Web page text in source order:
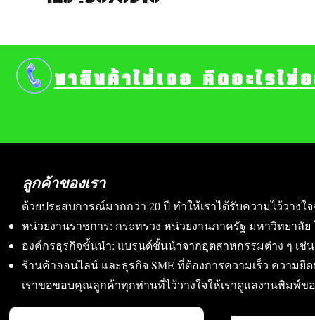
ลูกค้าของเรา
ด้วยประสบการณ์มากกว่า 20 ปี ทำให้เราได้รับความไว้วา
หน่วยงานราชการ: กระทรวง หน่วยงานภาครัฐ มหาวิทยาลัย
องค์กรธุรกิจชั้นนำ: แบรนด์ชั้นนำจากอุตสาหกรรมต่าง ๆ เช่
ร้านค้าออนไลน์ และธุรกิจ SME ที่ต้องการความเร็ว ความยื
เราขอขอบคุณลูกค้าทุกท่านที่ไว้วางใจให้เราดูแลงานพิมพ์ข
หาสินค้าไม่เจอ คิดอะไรไ